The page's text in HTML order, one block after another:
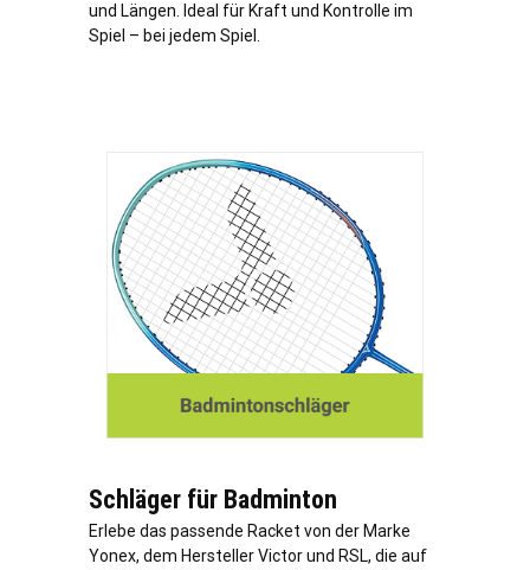
und Längen. Ideal für Kraft und Kontrolle im
Spiel – bei jedem Spiel.
Schläger für Badminton
Erlebe das passende Racket von der Marke
Yonex, dem Hersteller Victor und RSL, die auf